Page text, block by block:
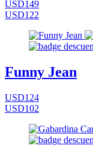
USD149
USD122
Funny Jean
USD124
USD102